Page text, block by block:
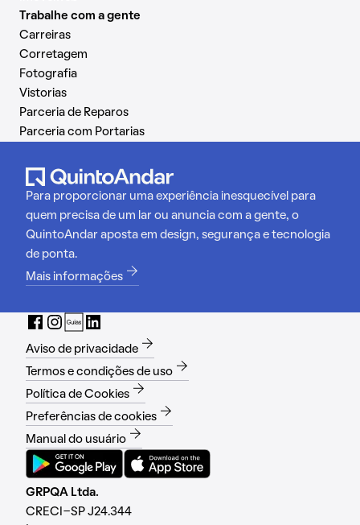
Trabalhe com a gente
Carreiras
Corretagem
Fotografia
Vistorias
Parceria de Reparos
Parceria com Portarias
Para proporcionar uma experiência inesquecível para
quem precisa de um lar ou anuncia com a gente, o
QuintoAndar aposta em design, segurança e tecnologia
de ponta.
Mais informações
Aviso de privacidade
Termos e condições de uso
Política de Cookies
Preferências de cookies
Manual do usuário
GRPQA Ltda.
CRECI-SP J24.344